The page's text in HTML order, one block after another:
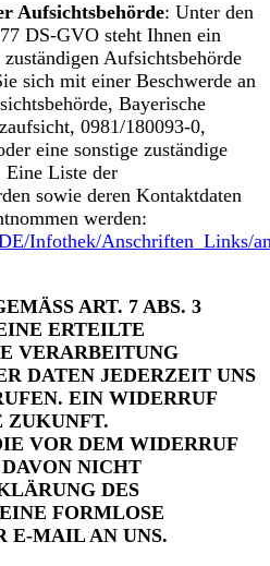
Aufsichtsbehörde: Unter den
DS-GVO steht Ihnen ein
Aufsichtsbehörde
sich mit einer Beschwerde an
Bayerische
0981/180093-0,
eine sonstige zuständige
Eine Liste der
sowie deren Kontaktdaten
werden:
Infothek/Anschriften_Links/
ART. 7 ABS. 3
ERTEILTE
VERARBEITUNG
DATEN JEDERZEIT UNS
EIN WIDERRUF
ZUKUNFT.
VOR DEM WIDERRUF
NICHT
DES
FORMLOSE
E-MAIL AN UNS.